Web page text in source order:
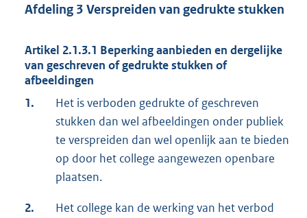
Afdeling 3 Verspreiden van gedrukte stukken
Artikel 2.1.3.1 Beperking aanbieden en dergelijke
van geschreven of gedrukte stukken of
afbeeldingen
1.
Het is verboden gedrukte of geschreven
stukken dan wel afbeeldingen onder publiek
te verspreiden dan wel openlijk aan te bieden
op door het college aangewezen openbare
plaatsen.
2.
Het college kan de werking van het verbod